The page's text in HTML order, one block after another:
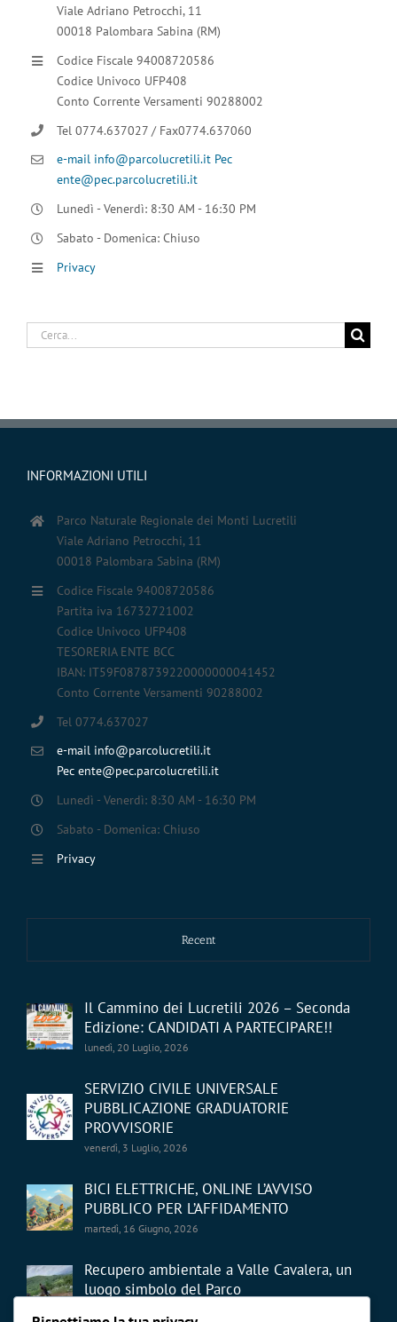
Viale Adriano Petrocchi, 11
00018 Palombara Sabina (RM)
Codice Fiscale 94008720586
Codice Univoco UFP408
Conto Corrente Versamenti 90288002
Tel 0774.637027 / Fax0774.637060
e-mail info@parcolucretili.it Pec
ente@pec.parcolucretili.it
Lunedì - Venerdì: 8:30 AM - 16:30 PM
Sabato - Domenica: Chiuso
Privacy
Cerca
INFORMAZIONI UTILI
Parco Naturale Regionale dei Monti Lucretili
Viale Adriano Petrocchi, 11
00018 Palombara Sabina (RM)
Codice Fiscale 94008720586
Partita iva 16732721002
Codice Univoco UFP408
TESORERIA ENTE BCC
IBAN: IT59F0878739220000000041452
Conto Corrente Versamenti 90288002
Tel 0774.637027
e-mail info@parcolucretili.it
Pec ente@pec.parcolucretili.it
Lunedì - Venerdì: 8:30 AM - 16:30 PM
Sabato - Domenica: Chiuso
Privacy
Recent
Il Cammino dei Lucretili 2026 – Seconda
Edizione: CANDIDATI A PARTECIPARE!!
lunedì, 20 Luglio, 2026
SERVIZIO CIVILE UNIVERSALE
PUBBLICAZIONE GRADUATORIE
PROVVISORIE
venerdì, 3 Luglio, 2026
BICI ELETTRICHE, ONLINE L’AVVISO
PUBBLICO PER L’AFFIDAMENTO
martedì, 16 Giugno, 2026
Recupero ambientale a Valle Cavalera, un
luogo simbolo del Parco